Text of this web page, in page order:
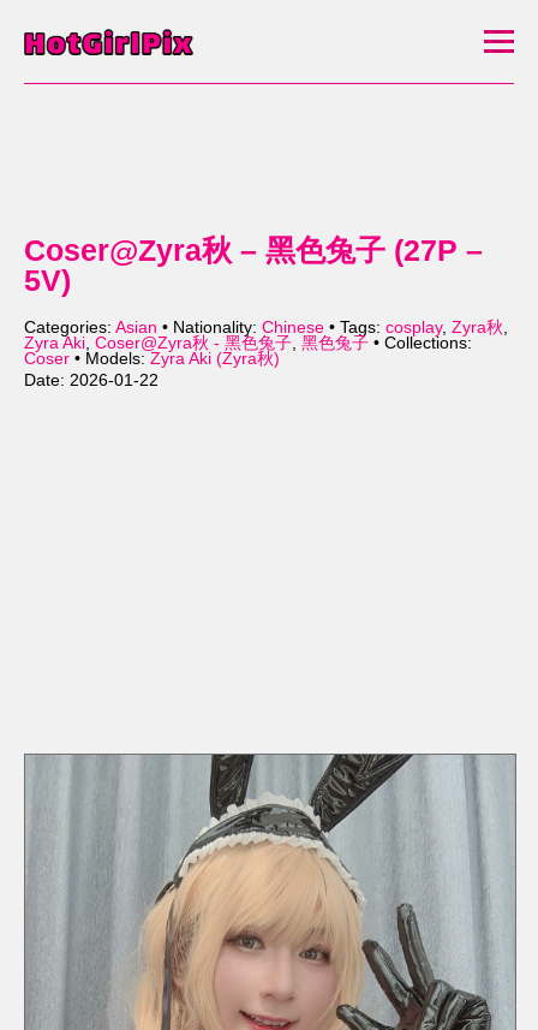
Coser@Zyra秋 – 黑色兔子 (27P –
5V)
Categories: Asian • Nationality: Chinese • Tags: cosplay, Zyra秋,
Zyra Aki, Coser@Zyra秋 - 黑色兔子, 黑色兔子 • Collections:
Coser • Models: Zyra Aki (Zyra秋)
Date: 2026-01-22